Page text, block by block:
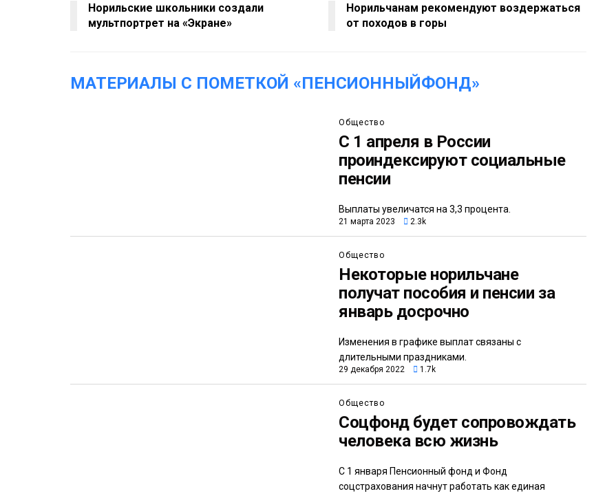
Норильские школьники создали
мультпортрет на «Экране»
Норильчанам рекомендуют воздержаться
от походов в горы
МАТЕРИАЛЫ С ПОМЕТКОЙ «ПЕНСИОННЫЙФОНД»
Общество
С 1 апреля в России
проиндексируют социальные
пенсии
Выплаты увеличатся на 3,3 процента.
21 марта 2023 2.3k
Общество
Некоторые норильчане
получат пособия и пенсии за
январь досрочно
Изменения в графике выплат связаны с
длительными праздниками.
29 декабря 2022 1.7k
Общество
Соцфонд будет сопровождать
человека всю жизнь
С 1 января Пенсионный фонд и Фонд
соцстрахования начнут работать как единая